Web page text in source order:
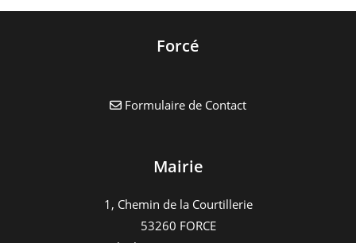
Forcé
Formulaire de Contact
Mairie
1, Chemin de la Courtillerie
53260 FORCE